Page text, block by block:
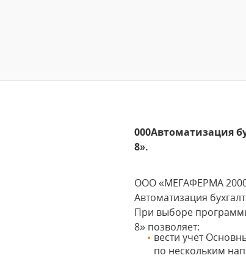
000Автоматизация
8».
ООО «МЕГАФЕРМА
Автоматизация
При выборе
8» позволяет:
вести учет
по нескольким